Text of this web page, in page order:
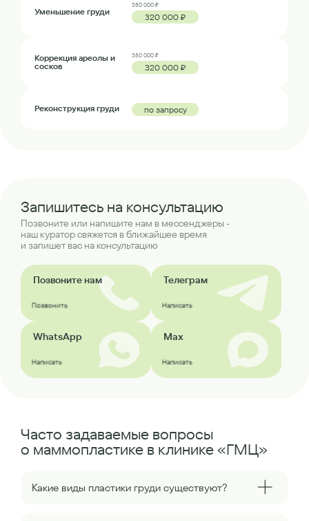
Уменьшение груди
380 000 ₽
320 000 ₽
Коррекция ареолы и
сосков
380 000 ₽
320 000 ₽
Реконструкция груди по запросу
Запишитесь на консультацию
Позвоните или напишите нам в мессенджеры -
наш куратор свяжется в ближайшее время
и запишет вас на консультацию
Позвоните нам
Позвонить
Телеграм
Написать
WhatsApp
Написать
Max
Написать
Часто задаваемые вопросы
о маммопластике в клинике «ГМЦ»
Какие виды пластики груди существуют?